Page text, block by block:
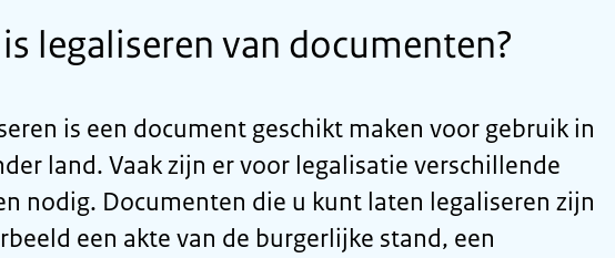
legaliseren van documenten?
is een document geschikt maken voor gebruik in
land. Vaak zijn er voor legalisatie verschillende
nodig. Documenten die u kunt laten legaliseren zijn
een akte van de burgerlijke stand, een